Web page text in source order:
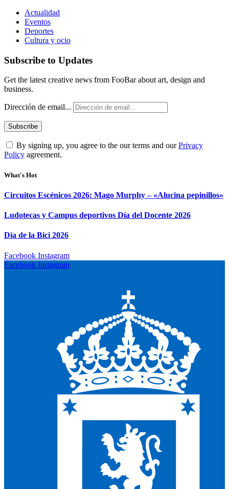
Actualidad
Eventos
Deportes
Cultura y ocio
Subscribe to Updates
Get the latest creative news from FooBar about art, design and
business.
Dirección de email...
By signing up, you agree to the our terms and ourPrivacy
Policy agreement.
What's Hot
Circuitos Escénicos 2026: Mago Murphy – «Alucina pepinillos»
Ludotecas y Campus deportivos Día del Docente 2026
Día de la Bici 2026
Facebook Instagram
Facebook Instagram